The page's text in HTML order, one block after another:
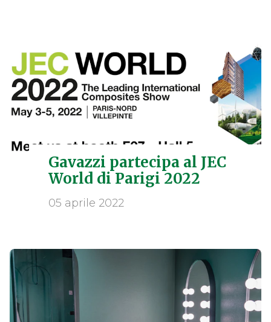
Gavazzi partecipa al JEC
World di Parigi 2022
05 aprile 2022